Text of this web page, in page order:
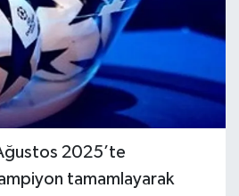
2025’te
tamamlayarak